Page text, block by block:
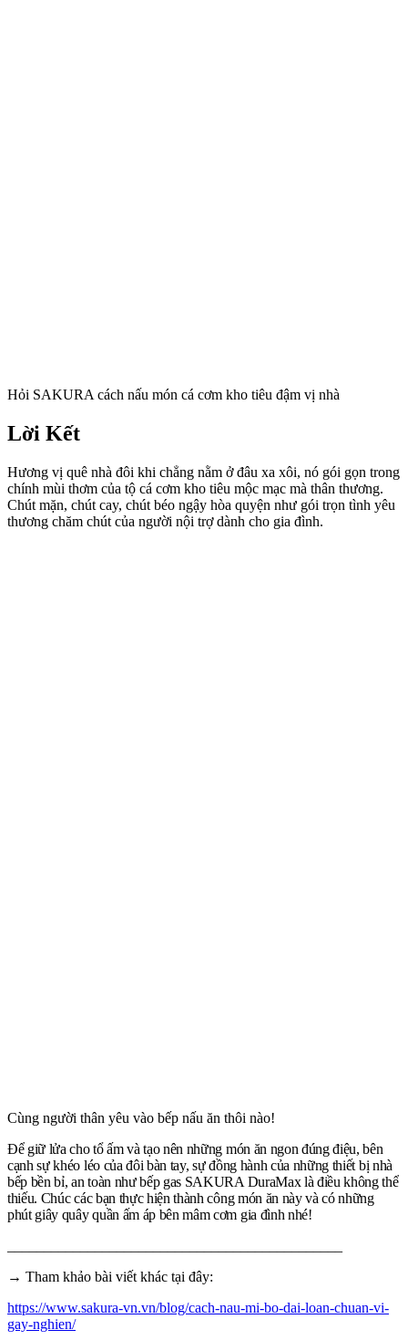
Hỏi SAKURA cách nấu món cá cơm kho tiêu đậm vị nhà
Lời Kết
Hương vị quê nhà đôi khi chẳng nằm ở đâu xa xôi, nó gói gọn trong
chính mùi thơm của tộ cá cơm kho tiêu mộc mạc mà thân thương.
Chút mặn, chút cay, chút béo ngậy hòa quyện như gói trọn tình yêu
thương chăm chút của người nội trợ dành cho gia đình.
Cùng người thân yêu vào bếp nấu ăn thôi nào!
Để giữ lửa cho tổ ấm và tạo nên những món ăn ngon đúng điệu, bên
cạnh sự khéo léo của đôi bàn tay, sự đồng hành của những thiết bị nhà
bếp bền bỉ, an toàn như bếp gas SAKURA DuraMax là điều không thể
thiếu. Chúc các bạn thực hiện thành công món ăn này và có những
phút giây quây quần ấm áp bên mâm cơm gia đình nhé!
→ Tham khảo bài viết khác tại đây:
https://www.sakura-vn.vn/blog/cach-nau-mi-bo-dai-loan-chuan-vi-
gay-nghien/